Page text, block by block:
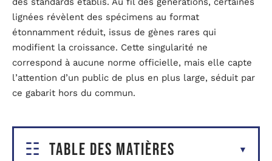
lignées révèlent des spécimens au format
étonnamment réduit, issus de gènes rares qui
modifient la croissance. Cette singularité ne
correspond à aucune norme officielle, mais elle capte
l’attention d’un public de plus en plus large, séduit par
ce gabarit hors du commun.
Table des matières